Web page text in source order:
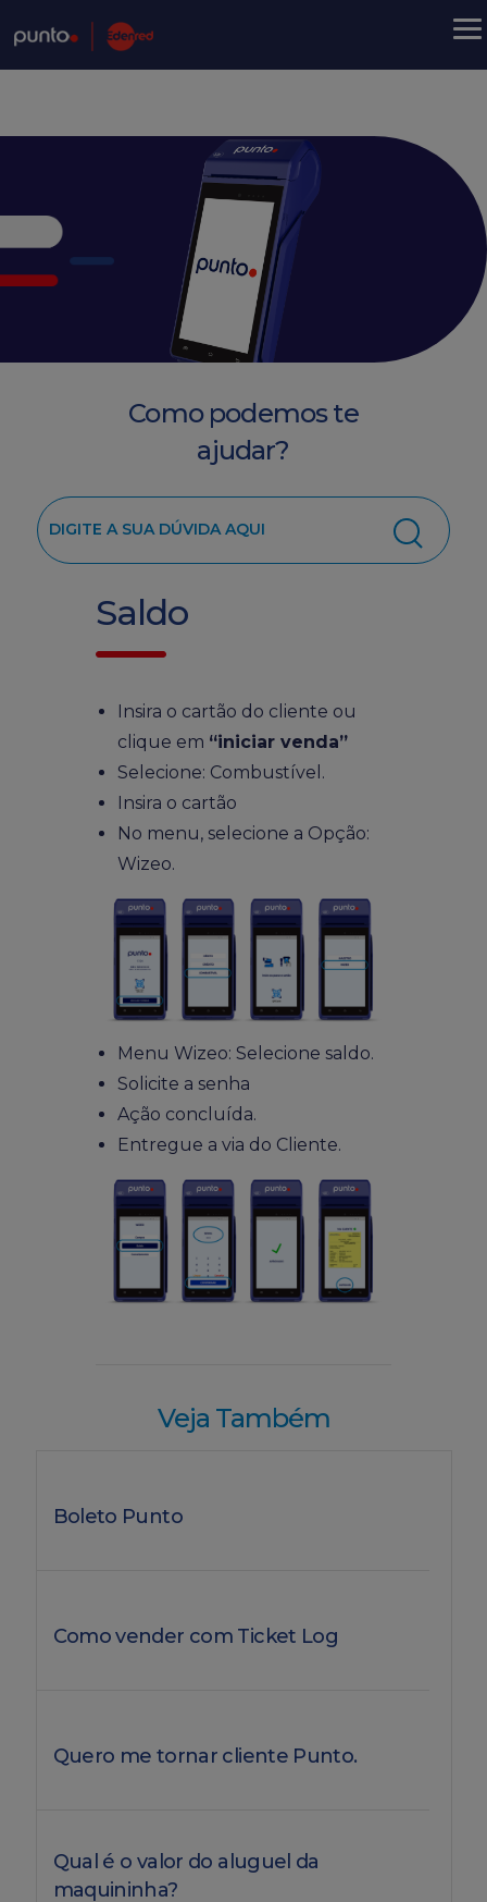
Como podemos te
ajudar?
Saldo
Insira o cartão do cliente ou
clique em “iniciar venda”
Selecione: Combustível.
Insira o cartão
No menu, selecione a Opção:
Wizeo.
Menu Wizeo: Selecione saldo.
Solicite a senha
Ação concluída.
Entregue a via do Cliente.
Veja Também
Boleto Punto
Como vender com Ticket Log
Quero me tornar cliente Punto.
Qual é o valor do aluguel da
maquininha?